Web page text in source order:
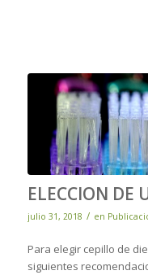
ELECCION DE
julio 31, 2018 / en
Para elegir cepillo de
siguientes